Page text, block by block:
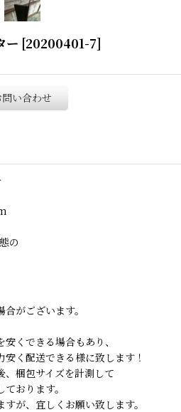
ー [20200401-7]
問い合わせ
の
がございます。
くできる場合もあり、
く配送できる様に致します！
、梱包サイズを計測して
おります。
が、宜しくお願い致します。